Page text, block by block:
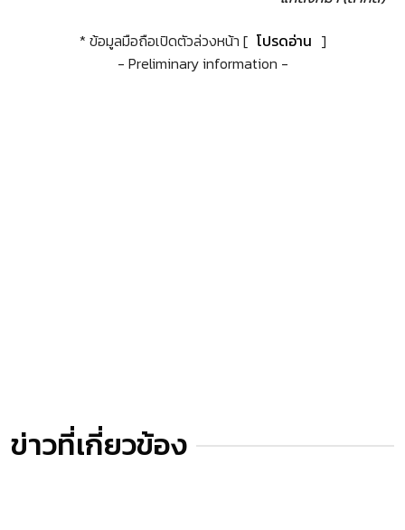
* ข้อมูลมือถือเปิดตัวล่วงหน้า [ โปรดอ่าน ]
- Preliminary information -
ข่าวที่เกี่ยวข้อง